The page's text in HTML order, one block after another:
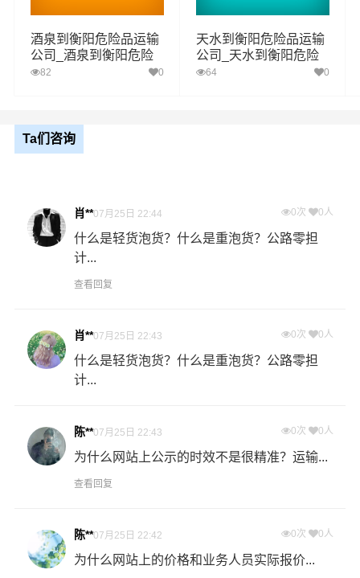
一项:氧化性物质
二项：有机过氧化物
二项：感染性物质
九类： 杂项危险物质和物品，包含危害环境物质（汽车电
池）危险废物（化工废物、医疗废物）
1、张掖到衡阳危险品运输公司拥有危险品运输相关资质，
证件齐全。
3、专业从事危险品运输十年以上经验，为客户解决危险品
多种服务可搭配选择
普通运输：全国分公司及办事处履盖全国1500多个城市，
酒泉到衡阳危险品运输
公司_酒泉到衡阳危险
品物流货运专线
82 0
天水到衡阳危险品运输
公司_天水到衡阳危险
品物流货运专线
64 0
Ta们咨询
肖**07月25日 22:44 0次 0人
什么是轻货泡货？什么是重泡货？公路零担
计...
查看回复
肖**07月25日 22:43 0次 0人
什么是轻货泡货？什么是重泡货？公路零担
计...
陈**07月25日 22:43 0次 0人
为什么网站上公示的时效不是很精准？运输...
查看回复
陈**07月25日 22:42 0次 0人
为什么网站上的价格和业务人员实际报价...